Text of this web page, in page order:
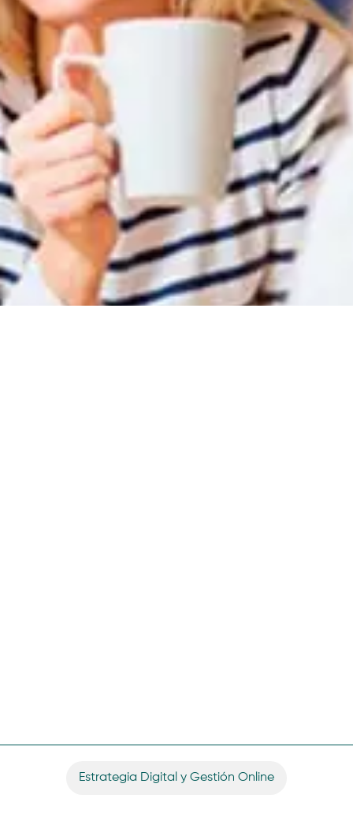
Estrategia Digital y Gestión Online